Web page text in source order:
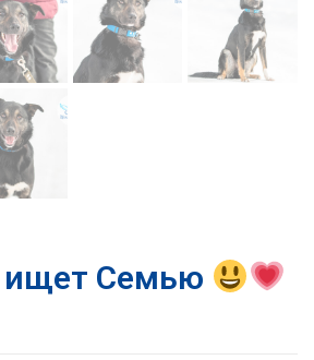
ищет Семью